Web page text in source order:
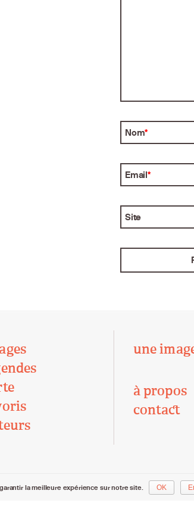
Nom*
Email*
Site
une
à propos
contact
la meilleure expérience sur notre site. OK